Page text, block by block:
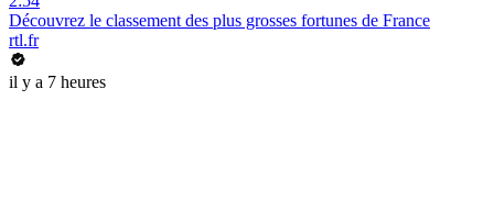
Découvrez le classement des plus grosses fortunes de France
rtl.fr
il y a 7 heures